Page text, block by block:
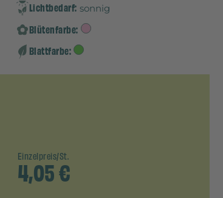
Lichtbedarf: sonnig
Blütenfarbe:
Blattfarbe:
Einzelpreis/St.
4,05€